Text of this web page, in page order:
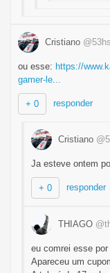
Cristiano
ou esse: https://
gamer-le...
+ 0 responder
Cristiano
Ja esteve ontem
+ 0 responder
THIAGO
eu comrei esse
Apareceu um